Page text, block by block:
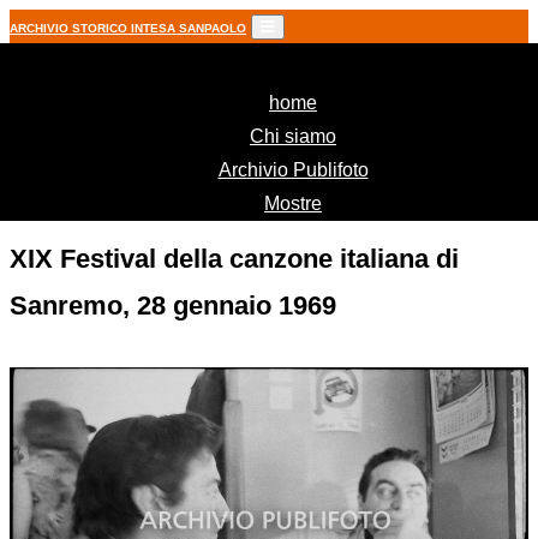
ARCHIVIO STORICO INTESA SANPAOLO
home(current)
Chi siamo
Archivio Publifoto
Mostre
XIX Festival della canzone italiana di
Sanremo, 28 gennaio 1969